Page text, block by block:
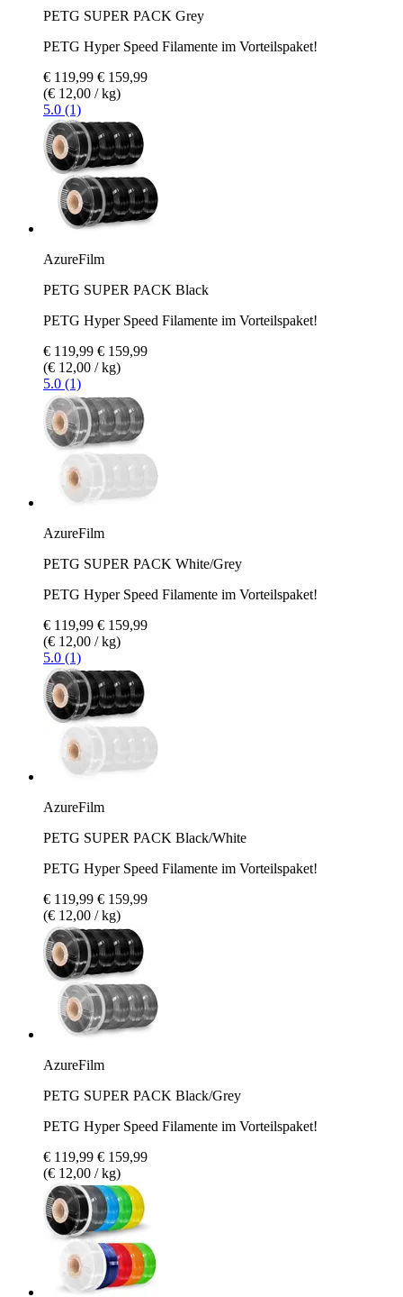
PETG SUPER PACK Grey
PETG Hyper Speed Filamente im Vorteilspaket!
€ 119,99 € 159,99
(€ 12,00 / kg)
5.0 (1)
AzureFilm
PETG SUPER PACK Black
PETG Hyper Speed Filamente im Vorteilspaket!
€ 119,99 € 159,99
(€ 12,00 / kg)
5.0 (1)
AzureFilm
PETG SUPER PACK White/Grey
PETG Hyper Speed Filamente im Vorteilspaket!
€ 119,99 € 159,99
(€ 12,00 / kg)
5.0 (1)
AzureFilm
PETG SUPER PACK Black/White
PETG Hyper Speed Filamente im Vorteilspaket!
€ 119,99 € 159,99
(€ 12,00 / kg)
AzureFilm
PETG SUPER PACK Black/Grey
PETG Hyper Speed Filamente im Vorteilspaket!
€ 119,99 € 159,99
(€ 12,00 / kg)